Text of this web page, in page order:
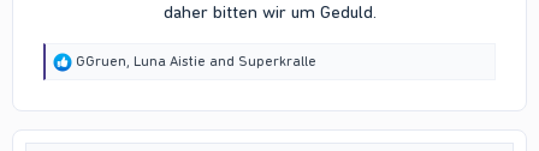
daher bitten wir um Geduld.​
R
GGruen, Luna Aistie and Superkralle